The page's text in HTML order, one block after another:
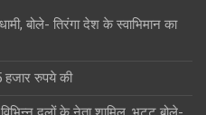
बोले- तिरंगा देश के स्वाभिमान का
हजार रुपये की